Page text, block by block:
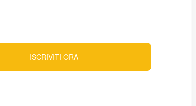
ISCRIVITI ORA